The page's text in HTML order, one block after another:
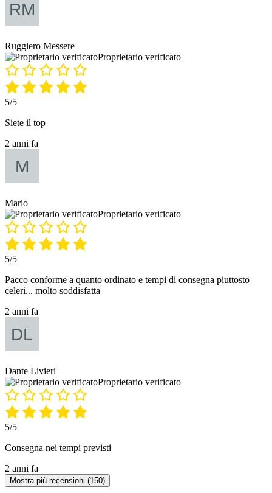
Ruggiero Messere
Proprietario verificato
5/5
Siete il top
2 anni fa
Mario
Proprietario verificato
5/5
Pacco conforme a quanto ordinato e tempi di consegna piuttosto
celeri... molto soddisfatta
2 anni fa
Dante Livieri
Proprietario verificato
5/5
Consegna nei tempi previsti
2 anni fa
Mostra più recensioni (150)